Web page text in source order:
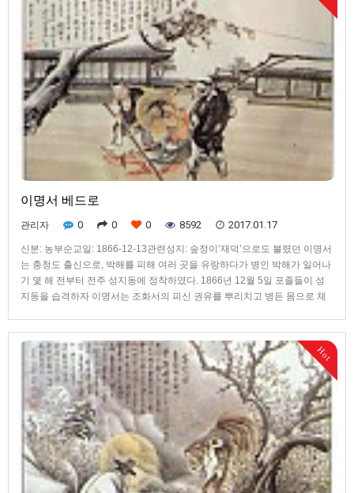
이명서 베드로
관리자 0 0 0 8592 2017.01.17
신분: 농부순교일: 1866-12-13관련성지: 숲정이‘재덕’으로도 불렸던 이명서
는 충청도 출신으로, 박해를 피해 여러 곳을 유랑하다가 병인 박해가 일어나
기 몇 해 전부터 전주 성지동에 정착하였다. 1866년 12월 5일 포졸들이 성
지동을 습격하자 이명서는 조화서의 피신 권유를 뿌리치고 병든 몸으로 체
배교를 거부하고 함께 체포된 교우들과 열심히 기도하며 순교를 준비하였
다. 12월 13일 5명의 교우와 함께 숲정이에서 46세의 나이로 순교하였다.Hot